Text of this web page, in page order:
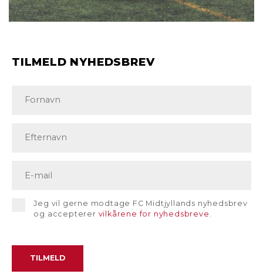
TILMELD NYHEDSBREV
Jeg vil gerne modtage FC Midtjyllands nyhedsbrev
og accepterer vilkårene for nyhedsbreve .